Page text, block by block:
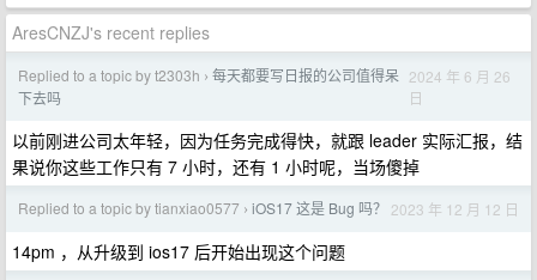
AresCNZJ's recent replies
Replied to a topic by t2303h › 每天都要写日报的公司值得呆
下去吗
2024 年 6 月 26
日
以前刚进公司太年轻，因为任务完成得快，就跟 leader 实际汇报，结
果说你这些工作只有 7 小时，还有 1 小时呢，当场傻掉
Replied to a topic by tianxiao0577 › iOS17 这是 Bug 吗？ 2023 年 12 月 12 日
14pm ，从升级到 ios17 后开始出现这个问题